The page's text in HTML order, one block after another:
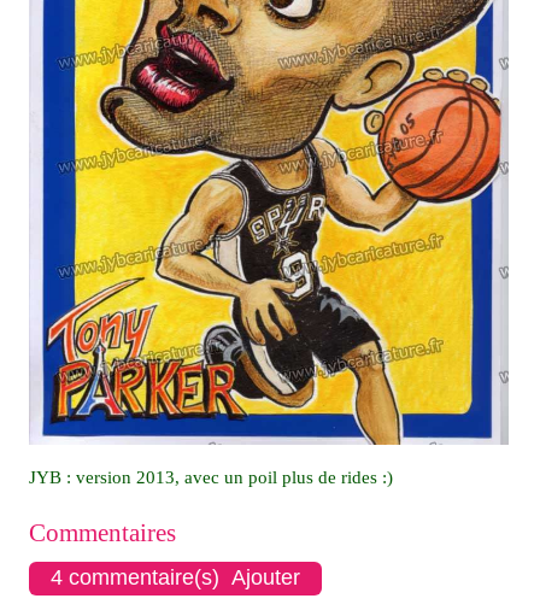
JYB : version 2013, avec un poil plus de rides :)
Commentaires
4 commentaire(s) Ajouter